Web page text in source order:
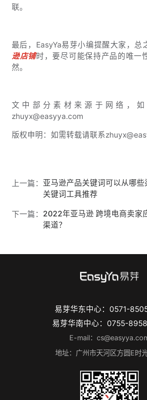
联。
最后，EasyYa易芽小编提醒大家，总
逊店铺时，要尽可能保持产品的唯一
然。
文中部分素材来源于网络，
zhuyx@easyya.com
版权申明：如需转载请联系
上一篇： 亚马逊产品关键词可以从哪
关键词工具推荐
下一篇： 2022年亚马逊 跨境电商卖家
渠道？
易芽华东中心：0571-
易芽华南中心：0755-
E-mail：
地址：广州市天河区方圆E时